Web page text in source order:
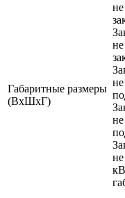
Габаритные размеры
(ВхШхГ)